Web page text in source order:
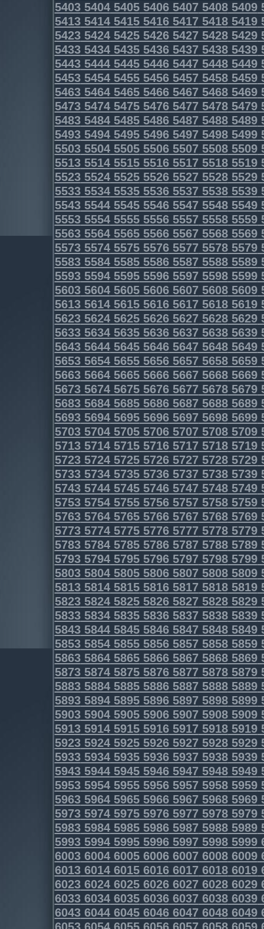
5403540454055406540754085409
5413541454155416541754185419
5423542454255426542754285429
5433543454355436543754385439
5443544454455446544754485449
5453545454555456545754585459
5463546454655466546754685469
5473547454755476547754785479
5483548454855486548754885489
5493549454955496549754985499
5503550455055506550755085509
5513551455155516551755185519
5523552455255526552755285529
5533553455355536553755385539
5543554455455546554755485549
5553555455555556555755585559
5563556455655566556755685569
5573557455755576557755785579
5583558455855586558755885589
5593559455955596559755985599
5603560456055606560756085609
5613561456155616561756185619
5623562456255626562756285629
5633563456355636563756385639
5643564456455646564756485649
5653565456555656565756585659
5663566456655666566756685669
5673567456755676567756785679
5683568456855686568756885689
5693569456955696569756985699
5703570457055706570757085709
5713571457155716571757185719
5723572457255726572757285729
5733573457355736573757385739
5743574457455746574757485749
5753575457555756575757585759
5763576457655766576757685769
5773577457755776577757785779
5783578457855786578757885789
5793579457955796579757985799
5803580458055806580758085809
5813581458155816581758185819
5823582458255826582758285829
5833583458355836583758385839
5843584458455846584758485849
5853585458555856585758585859
5863586458655866586758685869
5873587458755876587758785879
5883588458855886588758885889
5893589458955896589758985899
5903590459055906590759085909
5913591459155916591759185919
5923592459255926592759285929
5933593459355936593759385939
5943594459455946594759485949
5953595459555956595759585959
5963596459655966596759685969
5973597459755976597759785979
5983598459855986598759885989
5993599459955996599759985999
6003600460056006600760086009
6013601460156016601760186019
6023602460256026602760286029
6033603460356036603760386039
6043604460456046604760486049